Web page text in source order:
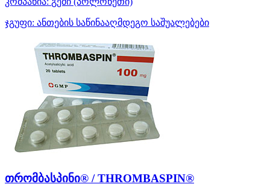
ჯგუფი: ანთების საწინააღმდეგო საშუალებები
თრომბასპინი® / THROMBASPIN®